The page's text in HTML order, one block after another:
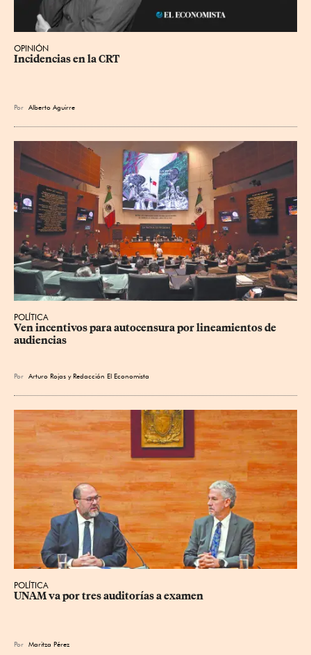
OPINIÓN
Incidencias en la CRT
Por Alberto Aguirre
POLÍTICA
Ven incentivos para autocensura por lineamientos de
audiencias
Por Arturo Rojas yRedacción El Economista
POLÍTICA
UNAM va por tres auditorías a examen
Por Maritza Pérez